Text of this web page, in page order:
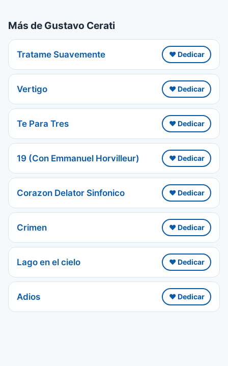
Más de Gustavo Cerati
Tratame Suavemente ❤️ Dedicar
Vertigo ❤️ Dedicar
Te Para Tres ❤️ Dedicar
19 (Con Emmanuel Horvilleur) ❤️ Dedicar
Corazon Delator Sinfonico ❤️ Dedicar
Crimen ❤️ Dedicar
Lago en el cielo ❤️ Dedicar
Adios ❤️ Dedicar